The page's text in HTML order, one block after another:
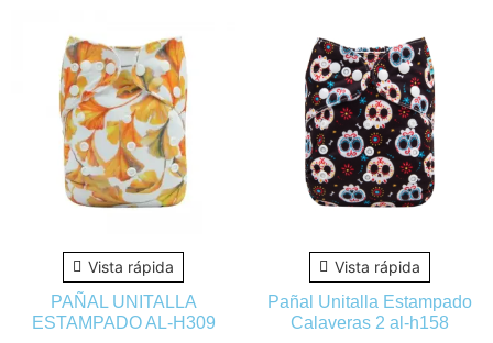
Vista rápida
PAÑAL UNITALLA
ESTAMPADO AL-H309
Vista rápida
Pañal Unitalla Estampado
Calaveras 2 al-h158